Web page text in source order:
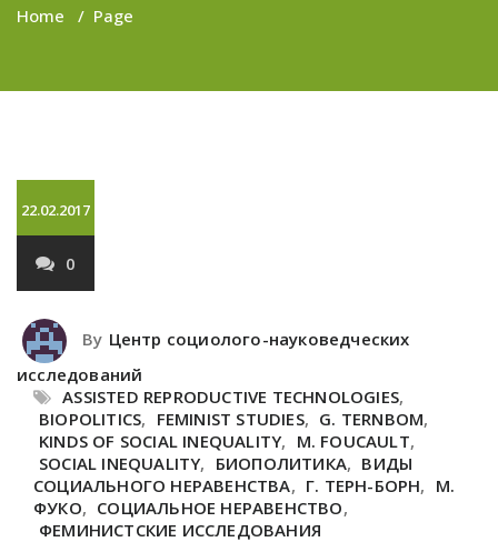
Home / Page
22.02.2017
0
By Центр социолого-науковедческих
исследований
ASSISTED REPRODUCTIVE TECHNOLOGIES,
BIOPOLITICS, FEMINIST STUDIES, G. TERNBOM,
KINDS OF SOCIAL INEQUALITY, M. FOUCAULT,
SOCIAL INEQUALITY, БИОПОЛИТИКА, ВИДЫ
СОЦИАЛЬНОГО НЕРАВЕНСТВА, Г. ТЕРН-БОРН, М.
ФУКО, СОЦИАЛЬНОЕ НЕРАВЕНСТВО,
ФЕМИНИСТСКИЕ ИССЛЕДОВАНИЯ